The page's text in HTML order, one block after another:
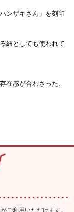
ンザキさん」を刻印
紐としても使われて
在感が合わさった、
ご利用いただけます。